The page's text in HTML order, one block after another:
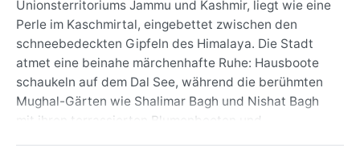
Unionsterritoriums Jammu und Kashmir, liegt wie eine
Perle im Kaschmirtal, eingebettet zwischen den
schneebedeckten Gipfeln des Himalaya. Die Stadt
atmet eine beinahe märchenhafte Ruhe: Hausboote
schaukeln auf dem Dal See, während die berühmten
Mughal-Gärten wie Shalimar Bagh und Nishat Bagh
mit ihren terrassierten Blumenbeeten und